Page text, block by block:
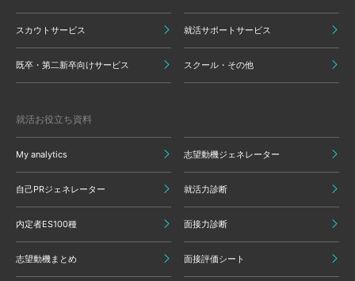
スカウトサービス 就活サポートサービス
既卒・第二新卒向けサービス スクール・その他
就活お役立ち資料
My analytics 志望動機ジェネレーター
自己PRジェネレーター 就活力診断
内定者ES100種 面接力診断
志望動機まとめ 面接評価シート